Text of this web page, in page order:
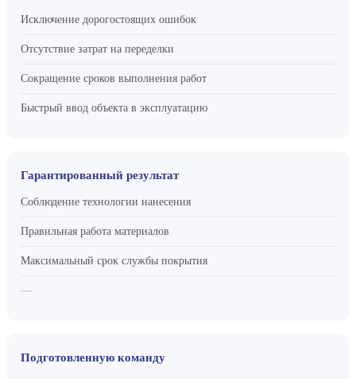
Исключение дорогостоящих ошибок
Отсутствие затрат на переделки
Сокращение сроков выполнения работ
Быстрый ввод объекта в эксплуатацию
Гарантированный результат
Соблюдение технологии нанесения
Правильная работа материалов
Максимальный срок службы покрытия
—
Подготовленную команду